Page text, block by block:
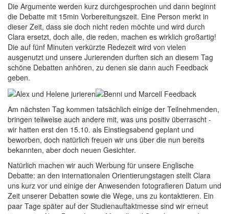
Die Argumente werden kurz durchgesprochen und dann beginnt
die Debatte mit 15min Vorbereitungszeit. Eine Person merkt in
dieser Zeit, dass sie doch nicht reden möchte und wird durch
Clara ersetzt, doch alle, die reden, machen es wirklich großartig!
Die auf fünf Minuten verkürzte Redezeit wird von vielen
ausgenutzt und unsere Jurierenden durften sich an diesem Tag
schöne Debatten anhören, zu denen sie dann auch Feedback
geben.
Am nächsten Tag kommen tatsächlich einige der Teilnehmenden,
bringen teilweise auch andere mit, was uns positiv überrascht -
wir hatten erst den 15.10. als Einstiegsabend geplant und
beworben, doch natürlich freuen wir uns über die nun bereits
bekannten, aber doch neuen Gesichter.
Natürlich machen wir auch Werbung für unsere Englische
Debatte: an den internationalen Orientierungstagen stellt Clara
uns kurz vor und einige der Anwesenden fotografieren Datum und
Zeit unserer Debatten sowie die Wege, uns zu kontaktieren. Ein
paar Tage später auf der Studienauftaktmesse sind wir erneut